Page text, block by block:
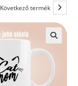
Következő termék